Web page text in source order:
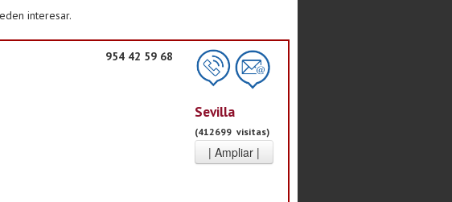
interesar.
954 42 59 68
Sevilla
(412699 visitas)